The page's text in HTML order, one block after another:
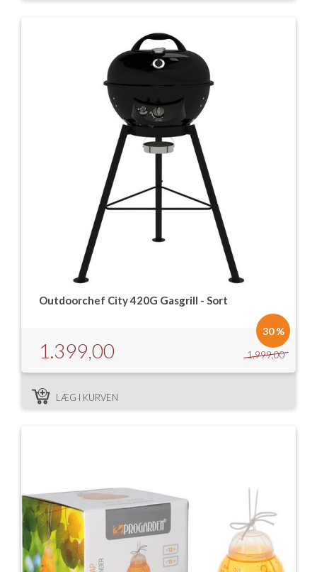
Outdoorchef City 420G Gasgrill - Sort
1.999,00
1.399,00
30 %
LÆG I KURVEN